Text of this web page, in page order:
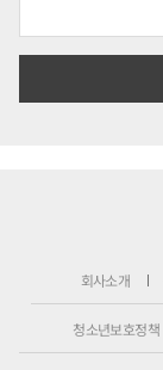
회사소개
청소년보호정책